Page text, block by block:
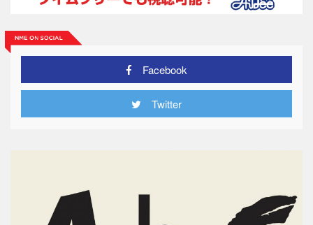
Facebook
Twitter